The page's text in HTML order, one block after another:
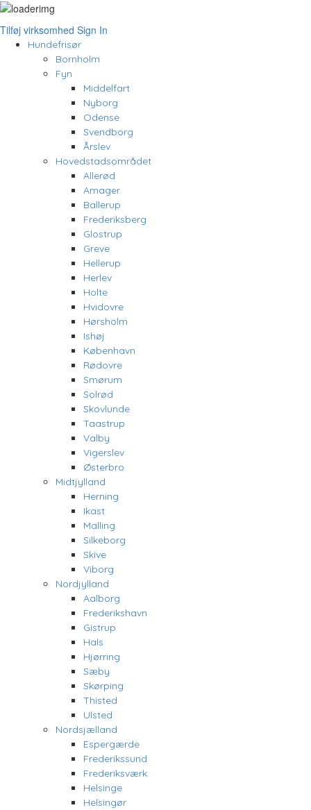
Tilføj virksomhed Sign In
Hundefrisør
Bornholm
Fyn
Middelfart
Nyborg
Odense
Svendborg
Årslev
Hovedstadsområdet
Allerød
Amager
Ballerup
Frederiksberg
Glostrup
Greve
Hellerup
Herlev
Holte
Hvidovre
Hørsholm
Ishøj
København
Rødovre
Smørum
Solrød
Skovlunde
Taastrup
Valby
Vigerslev
Østerbro
Midtjylland
Herning
Ikast
Malling
Silkeborg
Skive
Viborg
Nordjylland
Aalborg
Frederikshavn
Gistrup
Hals
Hjørring
Sæby
Skørping
Thisted
Ulsted
Nordsjælland
Espergærde
Frederikssund
Frederiksværk
Helsinge
Helsingør